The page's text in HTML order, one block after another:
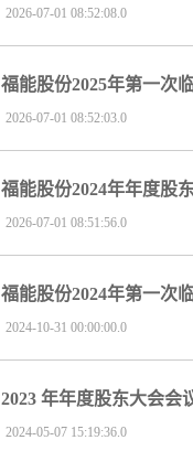
2026-07-01 08:52:08.0
福能股份2025年第一次
2026-07-01 08:52:03.0
福能股份2024年年度股
2026-07-01 08:51:56.0
福能股份2024年第一次
2024-10-31 00:00:00.0
2023 年年度股东大会会
2024-05-07 15:19:36.0